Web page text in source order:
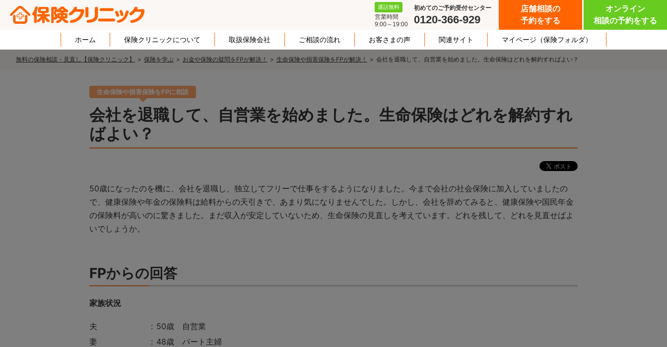
通話無料
営業時間
9:00～19:00
初めてのご予約受付センター
0120-366-929
店舗相談の
予約をする
オンライン
相談の予約をする
ホーム 保険クリニックについて 取扱保険会社 ご相談の流れ お客さまの声 関連サイト マイページ （保険フォルダ）
無料の保険相談・見直し【保険クリニック】 保険を学ぶ お金や保険の疑問をFPが解決！ 生命保険や損害保険をFPが解決！ 会社を退職して、自営業を始めました。生命保険はどれを解約すればよい？
生命保険や損害保険をFPに相談
会社を退職して、自営業を始めました。生命保険はどれを解約すれ
ばよい？
50歳になったのを機に、会社を退職し、独立してフリーで仕事をするようになりました。今まで会社の社会保険に加入していましたの
で、健康保険や年金の保険料は給料からの天引きで、あまり気になりませんでした。しかし、会社を辞めてみると、健康保険や国民年金
の保険料が高いのに驚きました。まだ収入が安定していないため、生命保険の見直しを考えています。どれを残して、どれを見直せばよ
いでしょうか。
FPからの回答
家族状況
夫
50歳 自営業
妻
48歳 パート主婦